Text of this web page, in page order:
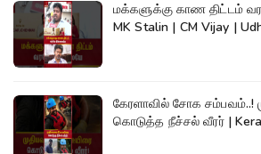
மக்களுக்கு காண திட்டம் வரவே
MK Stalin | CM Vijay |
கேரளாவில் சோக சம்பவம்..!
கொடுத்த நீச்சல் வீரர் |